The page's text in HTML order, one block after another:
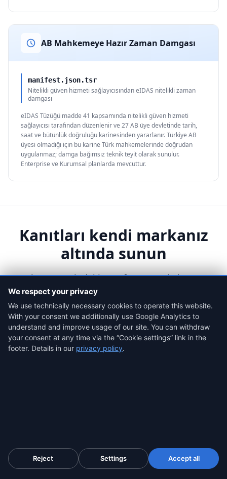
AB Mahkemeye Hazır Zaman Damgası
manifest.json.tsr
Nitelikli güven hizmeti sağlayıcısından eIDAS nitelikli zaman
damgası
eIDAS Tüzüğü madde 41 kapsamında nitelikli güven hizmeti
sağlayıcısı tarafından düzenlenir ve 27 AB üye devletinde tarih,
saat ve bütünlük doğruluğu karinesinden yararlanır. Türkiye AB
üyesi olmadığı için bu karine Türk mahkemelerinde doğrudan
uygulanmaz; damga bağımsız teknik teyit olarak sunulur.
Enterprise ve Kurumsal planlarda mevcuttur.
Kanıtları kendi markanız
altında sunun
Her kanıt PDF'indeki ProofSnap markalamasını
kendi logonuz, kuruluş adınız ve marka
renginizle değiştirin. Kriptografik güvenceler
tamamen aynı kalır; yalnızca kapak, başlıklar ve
altbilgiler değişir.
7 Günlük Ücretsiz Denemeyi Başlat
We respect your privacy
We use technically necessary cookies to operate this website.
With your consent we additionally use Google Analytics to
understand and improve usage of our site. You can withdraw
your consent at any time via the “Cookie settings” link in the
footer. Details in our privacy policy.
Reject Settings Accept all